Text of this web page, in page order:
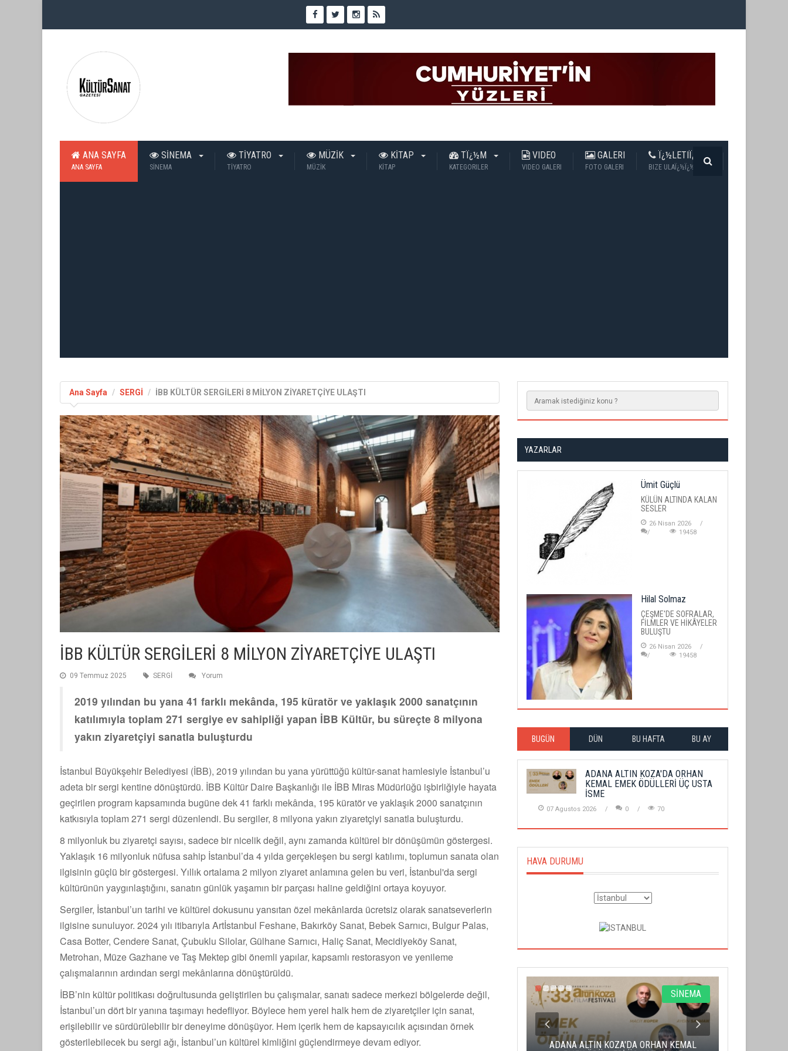
ANA SAYFA
ANA SAYFA
SİNEMA
SİNEMA
TİYATRO
TİYATRO
MÜZİK
MÜZİK
KİTAP
KİTAP
TÏ¿½M
KATEGORILER
VIDEO
VIDEO GALERI
GALERI
FOTO GALERI
Ï¿½LETIÏ¿½IM
BIZE ULAÏ¿½Ï¿½N
Ana Sayfa SERGİ İBB KÜLTÜR SERGİLERİ 8 MİLYON ZİYARETÇİYE ULAŞTI
İBB KÜLTÜR SERGİLERİ 8 MİLYON ZİYARETÇİYE ULAŞTI
09 Temmuz 2025 SERGİ Yorum
2019 yılından bu yana 41 farklı mekânda, 195 küratör ve yaklaşık 2000 sanatçının
katılımıyla toplam 271 sergiye ev sahipliği yapan İBB Kültür, bu süreçte 8 milyona
yakın ziyaretçiyi sanatla buluşturdu
İstanbul Büyükşehir Belediyesi (İBB), 2019 yılından bu yana yürüttüğü kültür-sanat hamlesiyle İstanbul’u
adeta bir sergi kentine dönüştürdü. İBB Kültür Daire Başkanlığı ile İBB Miras Müdürlüğü işbirliğiyle hayata
geçirilen program kapsamında bugüne dek 41 farklı mekânda, 195 küratör ve yaklaşık 2000 sanatçının
katkısıyla toplam 271 sergi düzenlendi. Bu sergiler, 8 milyona yakın ziyaretçiyi sanatla buluşturdu.
8 milyonluk bu ziyaretçi sayısı, sadece bir nicelik değil, aynı zamanda kültürel bir dönüşümün göstergesi.
Yaklaşık 16 milyonluk nüfusa sahip İstanbul’da 4 yılda gerçekleşen bu sergi katılımı, toplumun sanata olan
ilgisinin güçlü bir göstergesi. Yıllık ortalama 2 milyon ziyaret anlamına gelen bu veri, İstanbul'da sergi
kültürünün yaygınlaştığını, sanatın günlük yaşamın bir parçası haline geldiğini ortaya koyuyor.
Sergiler, İstanbul’un tarihi ve kültürel dokusunu yansıtan özel mekânlarda ücretsiz olarak sanatseverlerin
ilgisine sunuluyor. 2024 yılı itibarıyla Artİstanbul Feshane, Bakırköy Sanat, Bebek Sarnıcı, Bulgur Palas,
Casa Botter, Cendere Sanat, Çubuklu Silolar, Gülhane Sarnıcı, Haliç Sanat, Mecidiyeköy Sanat,
Metrohan, Müze Gazhane ve Taş Mektep gibi önemli yapılar, kapsamlı restorasyon ve yenileme
çalışmalarının ardından sergi mekânlarına dönüştürüldü.
İBB’nin kültür politikası doğrultusunda geliştirilen bu çalışmalar, sanatı sadece merkezi bölgelerde değil,
İstanbul’un dört bir yanına taşımayı hedefliyor. Böylece hem yerel halk hem de ziyaretçiler için sanat,
erişilebilir ve sürdürülebilir bir deneyime dönüşüyor. Hem içerik hem de kapsayıcılık açısından örnek
gösterilebilecek bu sergi ağı, İstanbul’un kültürel kimliğini güçlendirmeye devam ediyor.
YAZARLAR
Ümit Güçlü
KÜLÜN ALTINDA KALAN
SESLER
26 Nisan 2026
19458
Hilal Solmaz
ÇEŞME'DE SOFRALAR,
FİLMLER VE HİKÂYELER
BULUŞTU
26 Nisan 2026
19458
BUGÜN DÜN BU HAFTA BU AY
ADANA ALTIN KOZA'DA ORHAN
KEMAL EMEK ÖDÜLLERİ ÜÇ USTA
İSME
07 Agustos 2026 0 70
HAVA DURUMU
SİNEMA
ALTIN KOZA'NIN ONUR ÖDÜLLERİ FERZAN
SİNEMA
ADANA ALTIN KOZA'DA ORHAN KEMAL